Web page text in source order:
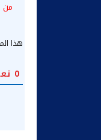
من
هذا
0